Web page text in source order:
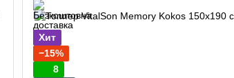
Хит
−15%
8